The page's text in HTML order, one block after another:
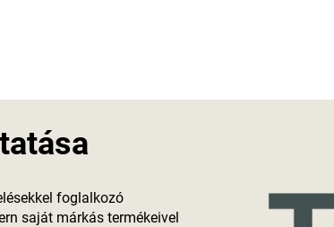
foglalkozó
saját márkás termékeivel